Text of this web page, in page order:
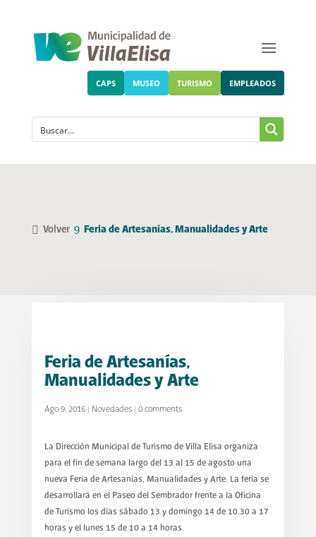
CAPS MUSEO TURISMO EMPLEADOS
Volver Feria de Artesanías, Manualidades y Arte
Feria de Artesanías,
Manualidades y Arte
Ago 9, 2016| Novedades| 0 comments
La Dirección Municipal de Turismo de Villa Elisa organiza
para el fin de semana largo del 13 al 15 de agosto una
nueva Feria de Artesanías, Manualidades y Arte. La feria se
desarrollará en el Paseo del Sembrador frente a la Oficina
de Turismo los días sábado 13 y domingo 14 de 10.30 a 17
horas y el lunes 15 de 10 a 14 horas.